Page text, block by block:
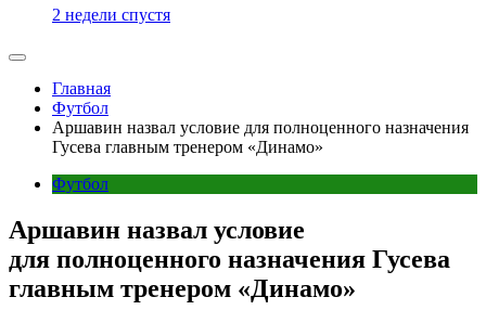
2 недели спустя
Главная
Футбол
Аршавин назвал условие для полноценного назначения
Гусева главным тренером «Динамо»
Футбол
Аршавин назвал условие
для полноценного назначения Гусева
главным тренером «Динамо»